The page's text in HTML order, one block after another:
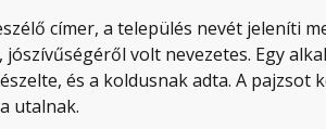
címer, a település nevét jeleníti
volt nevezetes. Egy
és a koldusnak adta. A pajzsot
utalnak.